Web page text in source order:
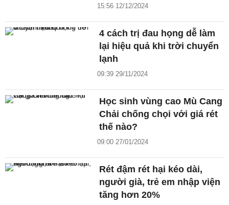
15:56 12/12/2024
4 cách trị đau họng dễ làm
lại hiệu quả khi trời chuyển
lạnh
09:39 29/11/2024
Học sinh vùng cao Mù Cang
Chải chống chọi với giá rét
thế nào?
09:00 27/01/2024
Rét đậm rét hại kéo dài,
người già, trẻ em nhập viện
tăng hơn 20%